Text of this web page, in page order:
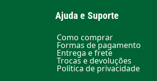
Ajuda e Suporte
Como comprar
Formas de pagamento
Entrega e frete
Trocas e devoluções
Política de privacidade